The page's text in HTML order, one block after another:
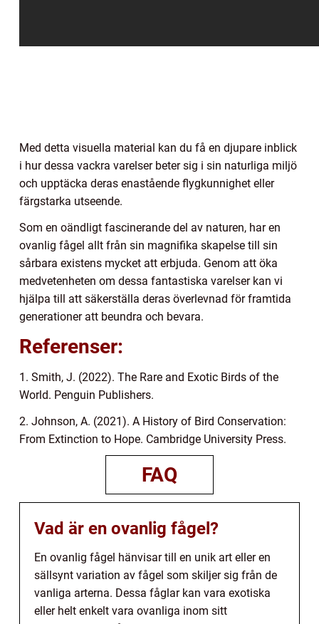
Med detta visuella material kan du få en djupare inblick
i hur dessa vackra varelser beter sig i sin naturliga miljö
och upptäcka deras enastående flygkunnighet eller
färgstarka utseende.
Som en oändligt fascinerande del av naturen, har en
ovanlig fågel allt från sin magnifika skapelse till sin
sårbara existens mycket att erbjuda. Genom att öka
medvetenheten om dessa fantastiska varelser kan vi
hjälpa till att säkerställa deras överlevnad för framtida
generationer att beundra och bevara.
Referenser:
1. Smith, J. (2022). The Rare and Exotic Birds of the
World. Penguin Publishers.
2. Johnson, A. (2021). A History of Bird Conservation:
From Extinction to Hope. Cambridge University Press.
FAQ
Vad är en ovanlig fågel?
En ovanlig fågel hänvisar till en unik art eller en
sällsynt variation av fågel som skiljer sig från de
vanliga arterna. Dessa fåglar kan vara exotiska
eller helt enkelt vara ovanliga inom sitt